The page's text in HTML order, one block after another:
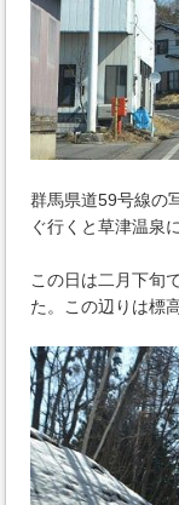
群馬県道59号線の
ぐ行くと草津温泉
この日は二月下旬
た。この辺りは標